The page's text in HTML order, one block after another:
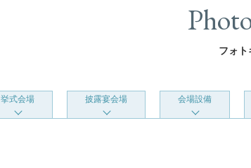
フォ
挙式会場 披露宴会場 会場設備